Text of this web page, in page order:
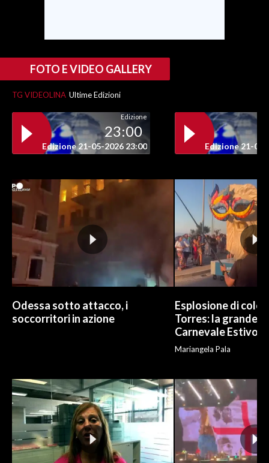
SPIAGGE
STORE
FOTO E VIDEO GALLERY
TG VIDEOLINA Ultime Edizioni
Edizione
23:00
Edizione 21-05-2026 23:00 Edizione 21-05-
Odessa sotto attacco, i
soccorritori in azione
Esplosione di
Torres: la grande
Carnevale Estivo
Mariangela Pala